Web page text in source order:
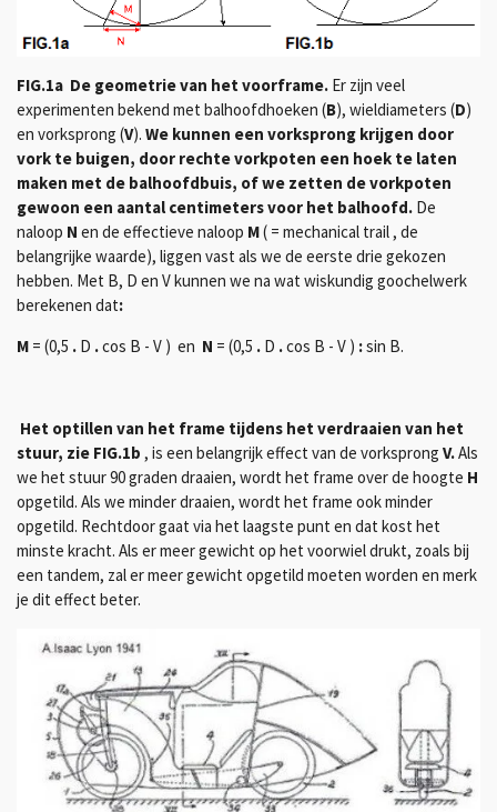
FIG.1a De geometrie van het voorframe. Er zijn veel
experimenten bekend met balhoofdhoeken (B), wieldiameters (D)
en vorksprong (V). We kunnen een vorksprong krijgen door
vork te buigen, door rechte vorkpoten een hoek te laten
maken met de balhoofdbuis, of we zetten de vorkpoten
gewoon een aantal centimeters voor het balhoofd. De
naloop N en de effectieve naloop M( = mechanical trail , de
belangrijke waarde), liggen vast als we de eerste drie gekozen
hebben. Met B, D en V kunnen we na wat wiskundig goochelwerk
berekenen dat:
M = (0,5 . D .cos B - V ) en N = (0,5 . D .cos B - V ) :sin B.
Het optillen van het frame tijdens het verdraaien van het
stuur, zie FIG.1b , is een belangrijk effect van de vorksprong V.Als
we het stuur 90 graden draaien, wordt het frame over de hoogte H
opgetild. Als we minder draaien, wordt het frame ook minder
opgetild. Rechtdoor gaat via het laagste punt en dat kost het
minste kracht. Als er meer gewicht op het voorwiel drukt, zoals bij
een tandem, zal er meer gewicht opgetild moeten worden en merk
je dit effect beter.